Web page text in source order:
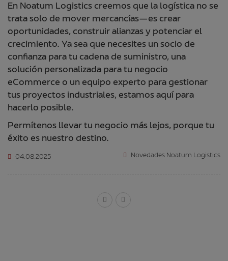
En Noatum Logistics creemos que la logística no se
trata solo de mover mercancías—es crear
oportunidades, construir alianzas y potenciar el
crecimiento. Ya sea que necesites un socio de
confianza para tu cadena de suministro, una
solución personalizada para tu negocio
eCommerce o un equipo experto para gestionar
tus proyectos industriales, estamos aquí para
hacerlo posible.
Permítenos llevar tu negocio más lejos, porque tu
éxito es nuestro destino.
04.08.2025 Novedades Noatum Logistics